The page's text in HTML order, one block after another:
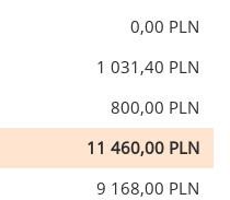
0,00 PLN
1 031,40 PLN
800,00 PLN
11 460,00 PLN
9 168,00 PLN